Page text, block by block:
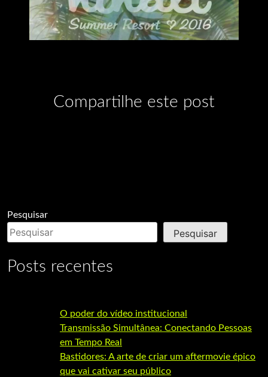
Compartilhe este post
Pesquisar
Pesquisar
Posts recentes
O poder do vídeo institucional
Transmissão Simultânea: Conectando Pessoas
em Tempo Real
Bastidores: A arte de criar um aftermovie épico
que vai cativar seu público